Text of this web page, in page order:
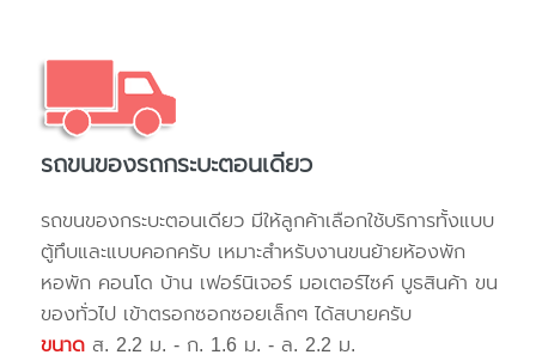
รถขนของรถกระบะตอนเดียว
รถขนของกระบะตอนเดียว มีให้ลูกค้าเลือกใช้บริการทั้งแบบ
ตู้ทึบและแบบคอกครับ เหมาะสำหรับงานขนย้ายห้องพัก
หอพัก คอนโด บ้าน เฟอร์นิเจอร์ มอเตอร์ไซค์ บูธสินค้า ขน
ของทั่วไป เข้าตรอกซอกซอยเล็กๆ ได้สบายครับ
ขนาด ส. 2.2 ม. - ก. 1.6 ม. - ล. 2.2 ม.